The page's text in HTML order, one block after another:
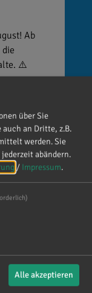
Ab
⚠️
bis zu 15
oder KI-
Orte
(z. B.
weitere,
Die
dort, wo
auf
Plakaten.
über Sie
an Dritte, z.B.
werden. Sie
abändern.
/ Impressum.
Alle akzeptieren